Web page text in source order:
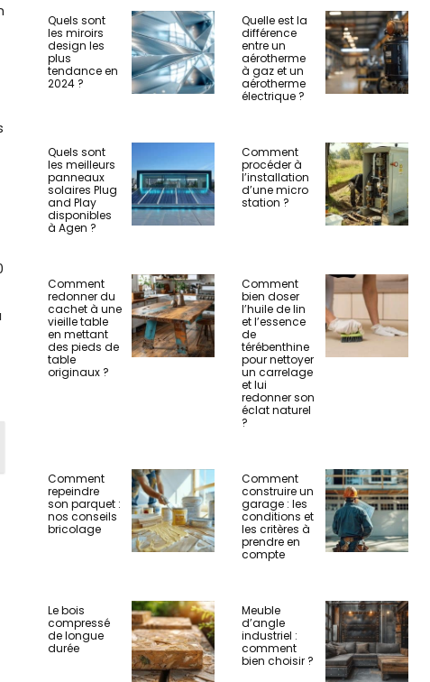
Quels sont
les miroirs
design les
plus
tendance en
2024 ?
Quelle est la
différence
entre un
aérotherme
à gaz et un
aérotherme
électrique ?
Quels sont
les meilleurs
panneaux
solaires Plug
and Play
disponibles
à Agen ?
Comment
procéder à
l’installation
d’une micro
station ?
Comment
redonner du
cachet à une
vieille table
en mettant
des pieds de
table
originaux ?
Comment
bien doser
l’huile de lin
et l’essence
de
térébenthine
pour nettoyer
un carrelage
et lui
redonner son
éclat naturel
?
Comment
repeindre
son parquet :
nos conseils
bricolage
Comment
construire un
garage : les
conditions et
les critères à
prendre en
compte
Le bois
compressé
de longue
durée
Meuble
d’angle
industriel :
comment
bien choisir ?